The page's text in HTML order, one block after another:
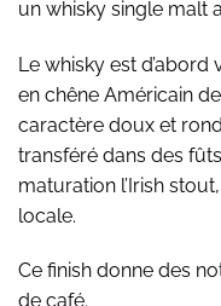
un whisky single malt
Le whisky est d’abord
en chêne Américain
caractère doux et
transféré dans des
maturation l’Irish
locale.
Ce finish donne des
de café.